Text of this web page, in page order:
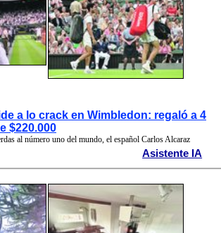
a lo crack en Wimbledon: regaló a 4
$220.000
al número uno del mundo, el español Carlos Alcaraz
Asistente IA